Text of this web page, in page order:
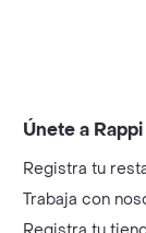
Únete a Rappi
Registra tu
Trabaja con